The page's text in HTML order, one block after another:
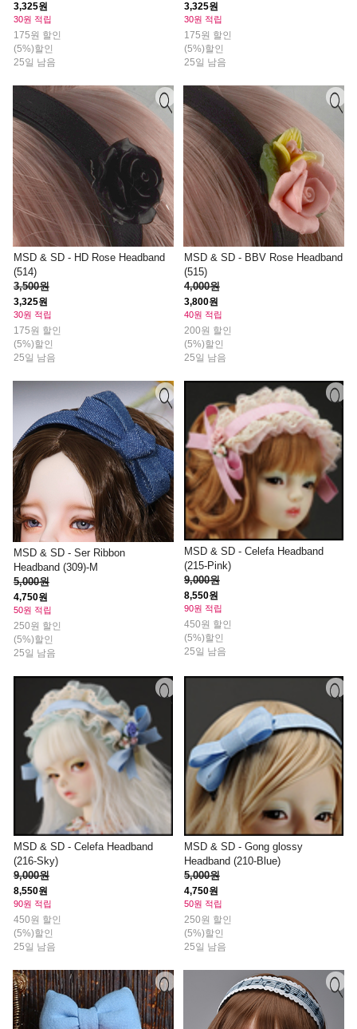
3,325원
30원 적립
175원 할인
(5%)할인
25일 남음
3,325원
30원 적립
175원 할인
(5%)할인
25일 남음
MSD & SD - HD Rose Headband
(514)
3,500원
3,325원
30원 적립
175원 할인
(5%)할인
25일 남음
MSD & SD - BBV Rose Headband
(515)
4,000원
3,800원
40원 적립
200원 할인
(5%)할인
25일 남음
MSD & SD - Ser Ribbon
Headband (309)-M
5,000원
4,750원
50원 적립
250원 할인
(5%)할인
25일 남음
MSD & SD - Celefa Headband
(215-Pink)
9,000원
8,550원
90원 적립
450원 할인
(5%)할인
25일 남음
MSD & SD - Celefa Headband
(216-Sky)
9,000원
8,550원
90원 적립
450원 할인
(5%)할인
25일 남음
MSD & SD - Gong glossy
Headband (210-Blue)
5,000원
4,750원
50원 적립
250원 할인
(5%)할인
25일 남음